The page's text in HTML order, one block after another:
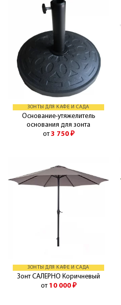
ЗОНТЫ ДЛЯ КАФЕ И САДА
Основание-утяжелитель
основания для зонта
от 3 750 ₽
ЗОНТЫ ДЛЯ КАФЕ И САДА
Зонт САЛЕРНО Коричневый
от 10 000 ₽